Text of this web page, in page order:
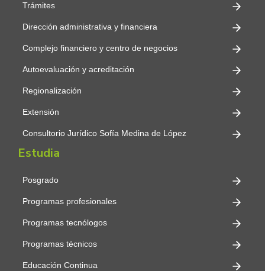
Trámites
Dirección administrativa y financiera
Complejo financiero y centro de negocios
Autoevaluación y acreditación
Regionalización
Extensión
Consultorio Jurídico Sofía Medina de López
Estudia
Posgrado
Programas profesionales
Programas tecnólogos
Programas técnicos
Educación Continua